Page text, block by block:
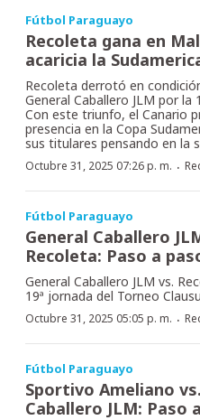
Fútbol Paraguayo
Recoleta gana en
acaricia la
Recoleta derrotó en
General Caballero JLM por la
Con este triunfo, el Canario
presencia en la Copa
sus titulares pensando en la
Octubre 31, 2025 07:26 p. m. ·
Fútbol Paraguayo
General Caballero
Recoleta: Paso a
General Caballero JLM vs.
19ª jornada del Torneo
Octubre 31, 2025 05:05 p. m. ·
Fútbol Paraguayo
Sportivo Ameliano
Caballero JLM: Paso